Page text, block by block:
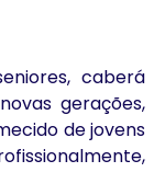
caberá
gerações,
de jovens